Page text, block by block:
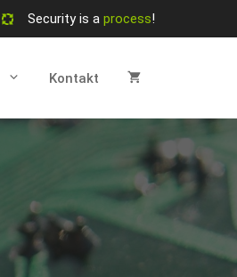
Security is a process!
Kontakt